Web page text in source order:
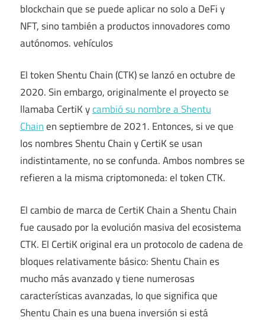
blockchain que se puede aplicar no solo a DeFi y
NFT, sino también a productos innovadores como
autónomos. vehículos
El token Shentu Chain (CTK) se lanzó en octubre de
2020. Sin embargo, originalmente el proyecto se
llamaba CertiK ycambió su nombre a Shentu
Chainen septiembre de 2021. Entonces, si ve que
los nombres Shentu Chain y CertiK se usan
indistintamente, no se confunda. Ambos nombres se
refieren a la misma criptomoneda: el token CTK.
El cambio de marca de CertiK Chain a Shentu Chain
fue causado por la evolución masiva del ecosistema
CTK. El CertiK original era un protocolo de cadena de
bloques relativamente básico: Shentu Chain es
mucho más avanzado y tiene numerosas
características avanzadas, lo que significa que
Shentu Chain es una buena inversión si está